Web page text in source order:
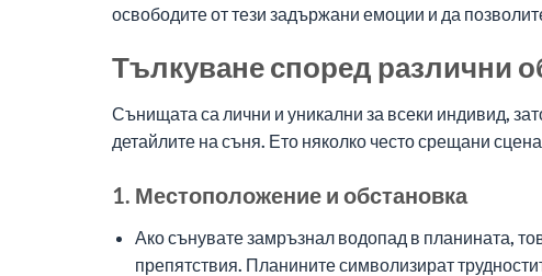
освободите от тези задържани емоции и да
Тълкуване според различни
Сънищата са лични и уникални за всеки индивид,
детайлите на съня. Ето няколко често срещани
1. Местоположение и обстановка
Ако сънувате замръзнал водопад в планината,
препятствия. Планините символизират